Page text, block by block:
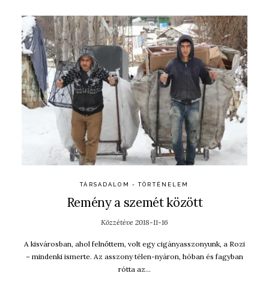
TÁRSADALOM - TÖRTÉNELEM
Remény a szemét között
Közzétéve 2018-11-16
A kisvárosban, ahol felnőttem, volt egy cigányasszonyunk, a Rozi
– mindenki ismerte. Az asszony télen-nyáron, hóban és fagyban
rótta az…